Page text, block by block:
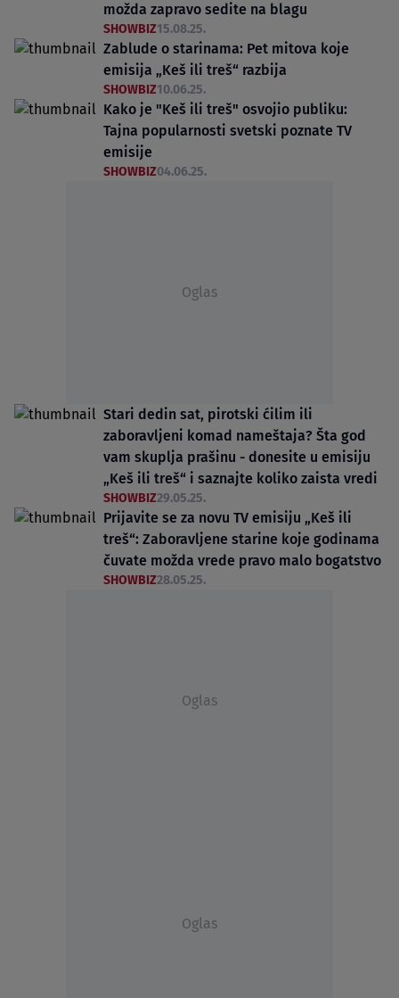
možda zapravo sedite na blagu
SHOWBIZ15.08.25.
Zablude o starinama: Pet mitova koje
emisija „Keš ili treš“ razbija
SHOWBIZ10.06.25.
Kako je "Keš ili treš" osvojio publiku:
Tajna popularnosti svetski poznate TV
emisije
SHOWBIZ04.06.25.
Oglas
Stari dedin sat, pirotski ćilim ili
zaboravljeni komad nameštaja? Šta god
vam skuplja prašinu - donesite u emisiju
„Keš ili treš“ i saznajte koliko zaista vredi
SHOWBIZ29.05.25.
Prijavite se za novu TV emisiju „Keš ili
treš“: Zaboravljene starine koje godinama
čuvate možda vrede pravo malo bogatstvo
SHOWBIZ28.05.25.
Oglas
Oglas